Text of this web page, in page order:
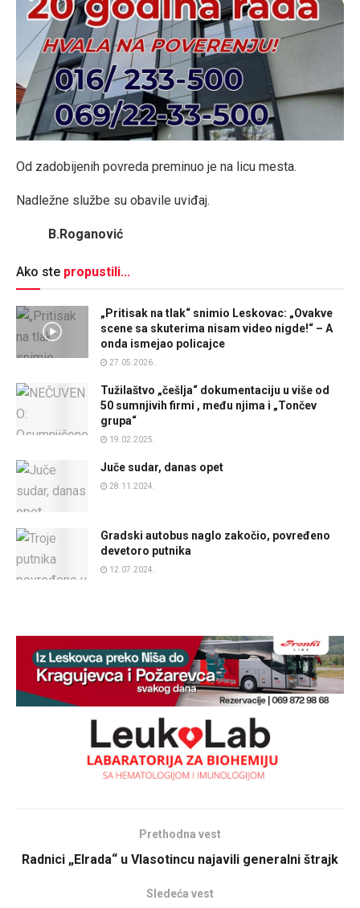
Od zadobijenih povreda preminuo je na licu mesta.
Nadležne službe su obavile uviđaj.
B.Roganović
Ako ste propustili...
„Pritisak na tlak“ snimio Leskovac: „Ovakve
scene sa skuterima nisam video nigde!“ – A
onda ismejao policajce
27.05.2026.
Tužilaštvo „češlja“ dokumentaciju u više od
50 sumnjivih firmi , među njima i „Tončev
grupa“
19.02.2025.
Juče sudar, danas opet
28.11.2024.
Gradski autobus naglo zakočio, povređeno
devetoro putnika
12.07.2024.
Prethodna vest
Radnici „Elrada“ u Vlasotincu najavili generalni štrajk
Sledeća vest